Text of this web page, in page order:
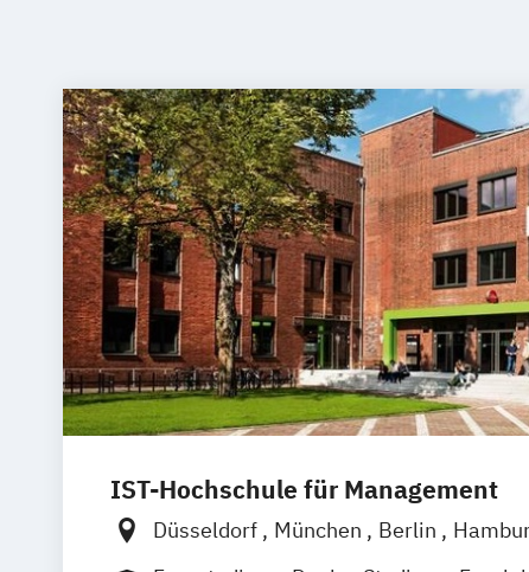
IST-Hochschule für Management
Düsseldorf München Berlin
Weil am Rhein
Frankfurt am Main